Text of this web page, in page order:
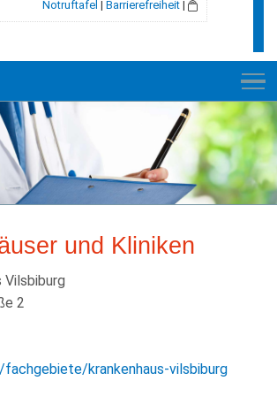
Notruftafel | Barrierefreiheit |
und Kliniken
Vilsbiburg
2
fachgebiete/krankenhaus-vilsbiburg